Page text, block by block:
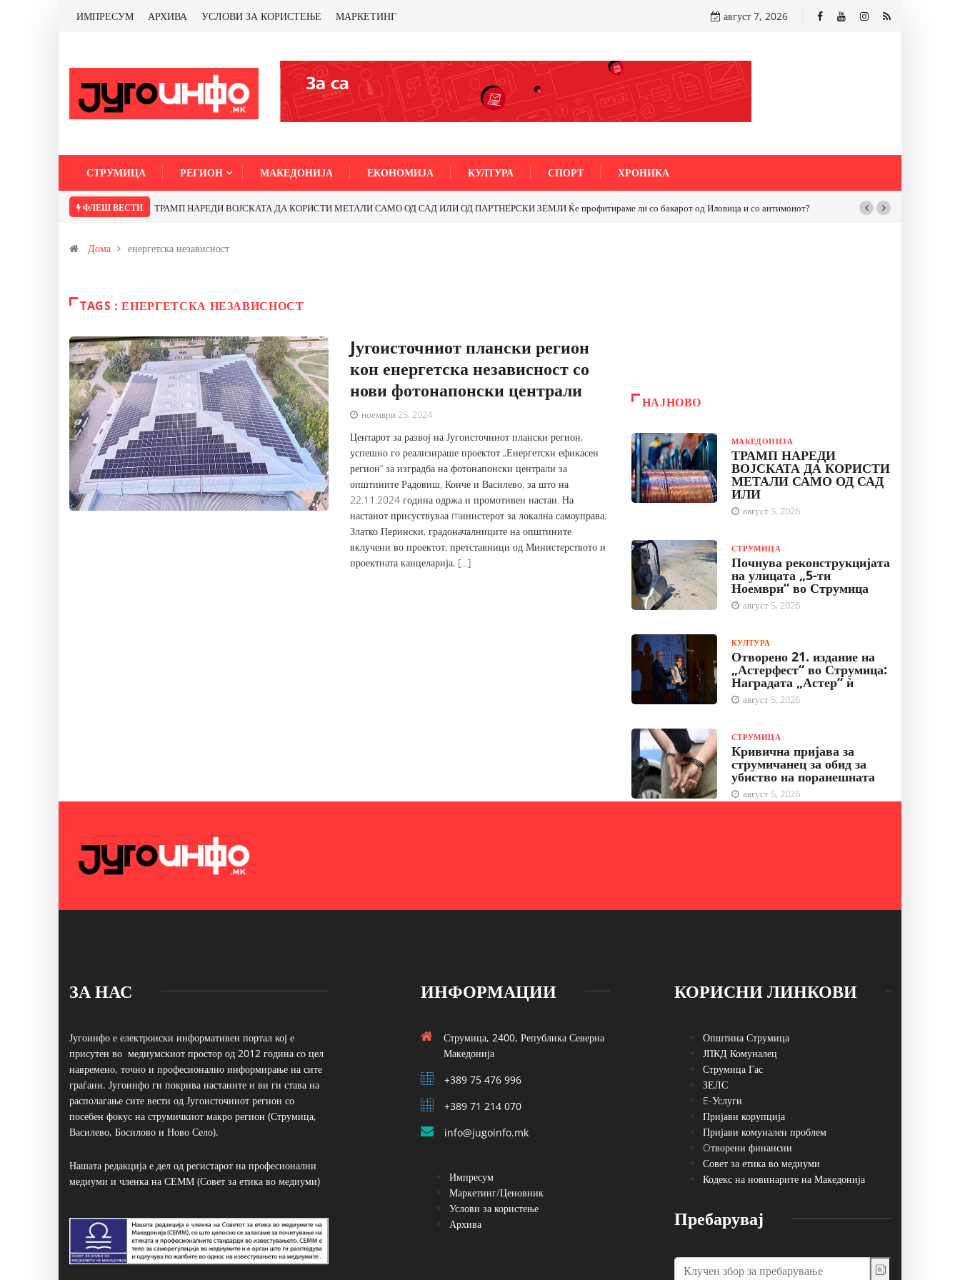
ИМПРЕСУМ АРХИВА УСЛОВИ ЗА КОРИСТЕЊЕ МАРКЕТИНГ август 7, 2026
СТРУМИЦА РЕГИОН МАКЕДОНИЈА ЕКОНОМИЈА КУЛТУРА СПОРТ ХРОНИКА
ФЛЕШ ВЕСТИ ТРАМП НАРЕДИ ВОЈСКАТА ДА КОРИСТИ МЕТАЛИ САМО ОД САД ИЛИ ОД ПАРТНЕРСКИ ЗЕМЈИ Ќе профитираме ли со бакарот од Иловица и со антимонот?
Дома енергетска независност
TAGS : ЕНЕРГЕТСКА НЕЗАВИСНОСТ
Jугоисточниот плански регион
кон енергетска независност со
нови фотонапонски централи
ноември 25, 2024
Центарот за развој на Југоисточниот плански регион,
успешно го реализираше проектот „Енергетски ефикасен
регион“ за изградба на фотонапонски централи за
општините Радовиш, Конче и Василево, за што на
22.11.2024 година одржа и промотивен настан. На
настанот присуствуваа mинистерот за локална самоуправа,
Златко Перински, градоначалниците на општините
вклучени во проектот, претставници од Министерството и
проектната канцеларија, […]
НАЈНОВО
МАКЕДОНИЈА
ТРАМП НАРЕДИ
ВОЈСКАТА ДА КОРИСТИ
МЕТАЛИ САМО ОД САД
ИЛИ
август 5, 2026
СТРУМИЦА
Почнува реконструкцијата
на улицата „5-ти
Ноември“ во Струмица
август 5, 2026
КУЛТУРА
Отворено 21. издание на
„Астерфест“ во Струмица:
Наградата „Астер“ ѝ
август 5, 2026
СТРУМИЦА
Кривична пријава за
струмичанец за обид за
убиство на поранешната
август 5, 2026
ЗА НАС
Југоинфо е електронски информативен портал кој е
присутен во медиумскиот простор од 2012 година со цел
навремено, точно и професионално информирање на сите
граѓани. Југоинфо ги покрива настаните и ви ги става на
располагање сите вести од Југоисточниот регион со
посебен фокус на струмичкиот макро регион (Струмица,
Василево, Босилово и Ново Село).
Нашата редакција е дел од регистарот на професионални
медиуми и членка на СЕММ (Совет за етика во медиуми)
ИНФОРМАЦИИ
Струмица, 2400, Република Северна
Македонија
+389 75 476 996
+389 71 214 070
info@jugoinfo.mk
Импресум
Маркетинг/Ценовник
Услови за користење
Архива
КОРИСНИ ЛИНКОВИ
Општина Струмица
ЈПКД Комуналец
Струмица Гас
ЗЕЛС
E-Услуги
Пријави корупција
Пријави комунален проблем
Oтворени финансии
Совет за етика во медиуми
Кодекс на новинарите на Македонија
Пребарувај